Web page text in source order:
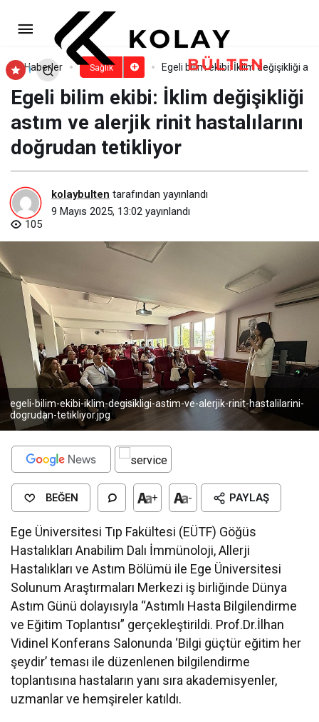
Haberler Sağlık Egeli bilim ekibi: İklim değişikliği
Egeli bilim ekibi: İklim değişikliği
astım ve alerjik rinit hastalılarını
doğrudan tetikliyor
kolaybulten tarafından yayınlandı
9 Mayıs 2025, 13:02 yayınlandı
105
egeli-bilim-ekibi-iklim-degisikligi-astim-ve-alerjik-rinit-hastalilarini-
dogrudan-tetikliyor.jpg
BEĞEN + - PAYLAŞ
Ege Üniversitesi Tıp Fakültesi (EÜTF) Göğüs
Hastalıkları Anabilim Dalı İmmünoloji, Allerji
Hastalıkları ve Astım Bölümü ile Ege Üniversitesi
Solunum Araştırmaları Merkezi iş birliğinde Dünya
Astım Günü dolayısıyla “Astımlı Hasta Bilgilendirme
ve Eğitim Toplantısı” gerçekleştirildi. Prof.Dr.İlhan
Vidinel Konferans Salonunda ‘Bilgi güçtür eğitim her
şeydir’ teması ile düzenlenen bilgilendirme
toplantısına hastaların yanı sıra akademisyenler,
uzmanlar ve hemşireler katıldı.
Polikistik böbrek hastalığında
geleceği değiştirmek mümkün
Yorum Yap Paylaş